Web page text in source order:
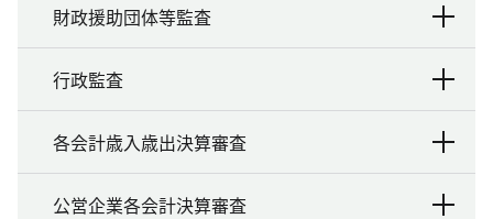
財政援助団体等監査
行政監査
各会計歳入歳出決算審査
公営企業各会計決算審査